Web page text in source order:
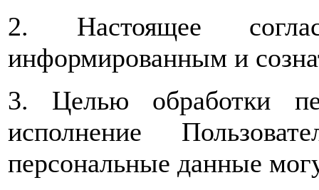
2. Настоящее
информированным и
3. Целью обработки
исполнение
персональные данные